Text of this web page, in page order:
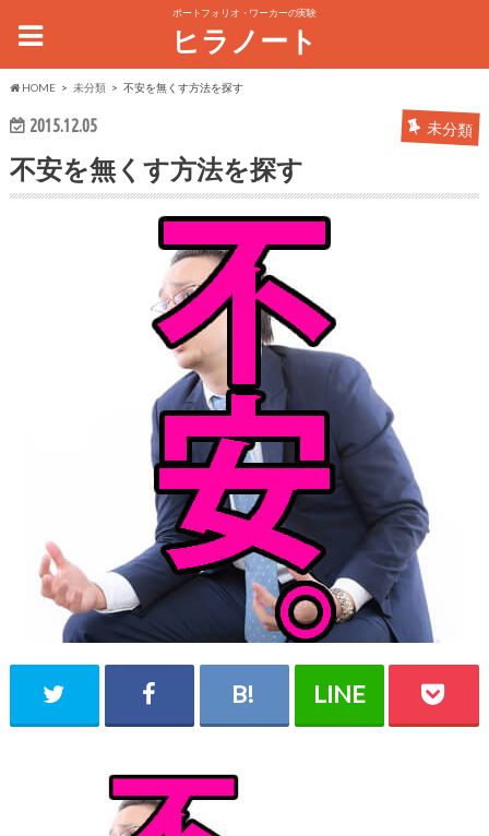
ポートフォリオ・ワーカーの実験
ヒラノート
HOME 未分類 不安を無くす方法を探す
2015.12.05 未分類
不安を無くす方法を探す